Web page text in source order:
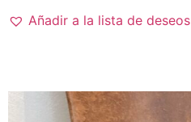
Añadir a la lista de deseos